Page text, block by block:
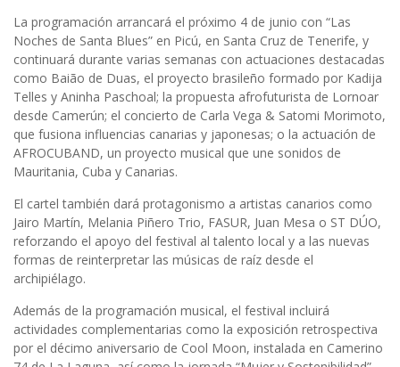
La programación arrancará el próximo 4 de junio con “Las
Noches de Santa Blues” en Picú, en Santa Cruz de Tenerife, y
continuará durante varias semanas con actuaciones destacadas
como Baião de Duas, el proyecto brasileño formado por Kadija
Telles y Aninha Paschoal; la propuesta afrofuturista de Lornoar
desde Camerún; el concierto de Carla Vega & Satomi Morimoto,
que fusiona influencias canarias y japonesas; o la actuación de
AFROCUBAND, un proyecto musical que une sonidos de
Mauritania, Cuba y Canarias.
El cartel también dará protagonismo a artistas canarios como
Jairo Martín, Melania Piñero Trio, FASUR, Juan Mesa o ST DÚO,
reforzando el apoyo del festival al talento local y a las nuevas
formas de reinterpretar las músicas de raíz desde el
archipiélago.
Además de la programación musical, el festival incluirá
actividades complementarias como la exposición retrospectiva
por el décimo aniversario de Cool Moon, instalada en Camerino